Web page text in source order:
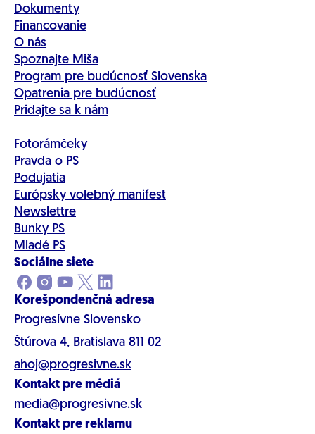
Dokumenty
Financovanie
O nás
Spoznajte Miša
Program pre budúcnosť Slovenska
Opatrenia pre budúcnosť
Pridajte sa k nám
Fotorámčeky
Pravda o PS
Podujatia
Európsky volebný manifest
Newslettre
Bunky PS
Mladé PS
Sociálne siete
Korešpondenčná adresa
Progresívne Slovensko
Štúrova 4, Bratislava 811 02
ahoj@progresivne.sk
Kontakt pre médiá
media@progresivne.sk
Kontakt pre reklamu